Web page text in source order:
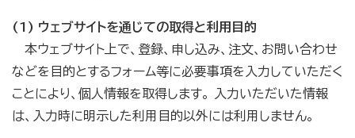
(1) ウェブサイトを通じての取得と利用目的
本ウェブサイト上で、登録、申し込み、注文、お問い合わせ
などを目的とするフォーム等に必要事項を入力していただく
ことにより、個人情報を取得します。 入力いただいた情報
は、入力時に明示した利用目的以外には利用しません。